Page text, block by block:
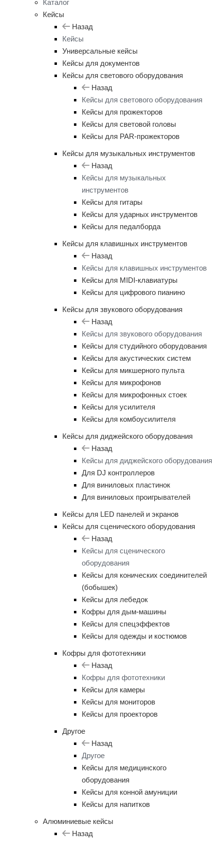
Каталог
Кейсы
Назад
Кейсы
Универсальные кейсы
Кейсы для документов
Кейсы для светового оборудования
Назад
Кейсы для светового оборудования
Кейсы для прожекторов
Кейсы для световой головы
Кейсы для PAR-прожекторов
Кейсы для музыкальных инструментов
Назад
Кейсы для музыкальных
инструментов
Кейсы для гитары
Кейсы для ударных инструментов
Кейсы для педалборда
Кейсы для клавишных инструментов
Назад
Кейсы для клавишных инструментов
Кейсы для MIDI-клавиатуры
Кейсы для цифрового пианино
Кейсы для звукового оборудования
Назад
Кейсы для звукового оборудования
Кейсы для студийного оборудования
Кейсы для акустических систем
Кейсы для микшерного пульта
Кейсы для микрофонов
Кейсы для микрофонных стоек
Кейсы для усилителя
Кейсы для комбоусилителя
Кейсы для диджейского оборудования
Назад
Кейсы для диджейского оборудования
Для DJ контроллеров
Для виниловых пластинок
Для виниловых проигрывателей
Кейсы для LED панелей и экранов
Кейсы для сценического оборудования
Назад
Кейсы для сценического
оборудования
Кейсы для конических соединителей
(бобышек)
Кейсы для лебедок
Кофры для дым-машины
Кейсы для спецэффектов
Кейсы для одежды и костюмов
Кофры для фототехники
Назад
Кофры для фототехники
Кейсы для камеры
Кейсы для мониторов
Кейсы для проекторов
Другое
Назад
Другое
Кейсы для медицинского
оборудования
Кейсы для конной амуниции
Кейсы для напитков
Алюминиевые кейсы
Назад